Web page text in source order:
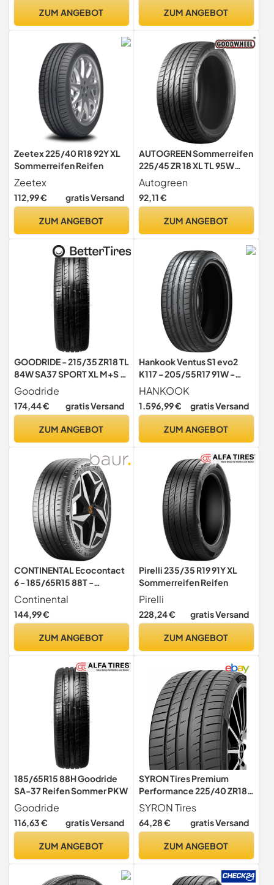
ZUM ANGEBOT ZUM ANGEBOT
Zeetex 225/40 R18 92Y XL
Sommerreifen Reifen
Zeetex
112,99 € gratis Versand
ZUM ANGEBOT
AUTOGREEN Sommerreifen
225/45 ZR 18 XL TL 95W
SUPERSPORTCHASER-
SSC5 BSW
Autogreen
92,11 €
ZUM ANGEBOT
GOODRIDE - 215/35 ZR18 TL
84W SA37 SPORT XL M+S -
Sommerreifen
Goodride
174,44 € gratis Versand
ZUM ANGEBOT
Hankook Ventus S1 evo2
K117 - 205/55R17 91W -
Sommerreifen
HANKOOK
1.596,99 € gratis Versand
ZUM ANGEBOT
CONTINENTAL Ecocontact
6 - 185/65R15 88T -
A/B/70Db - Sommerreifen
Continental
144,99 €
ZUM ANGEBOT
Pirelli 235/35 R19 91Y XL
Sommerreifen Reifen
Pirelli
228,24 € gratis Versand
ZUM ANGEBOT
185/65R15 88H Goodride
SA-37 Reifen Sommer PKW
Goodride
116,63 € gratis Versand
ZUM ANGEBOT
SYRON Tires Premium
Performance 225/40 ZR18
92Y XL - B/B/72dB
Sommerreifen (PKW)
SYRON Tires
64,28 € gratis Versand
ZUM ANGEBOT